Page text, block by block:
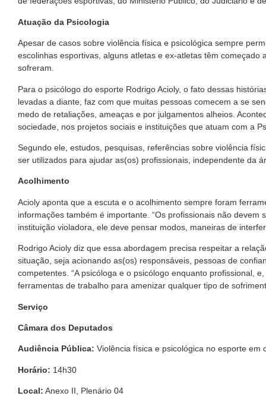
Atuação da Psicologia
Apesar de casos sobre violência física e psicológica sempre
escolinhas esportivas, alguns atletas e ex-atletas têm
sofreram.
Para o psicólogo do esporte Rodrigo Acioly, o fato dessas
levadas a diante, faz com que muitas pessoas comecem a se
medo de retaliações, ameaças e por julgamentos alheios.
sociedade, nos projetos sociais e instituições que atuam com a
Segundo ele, estudos, pesquisas, referências sobre violência
ser utilizados para ajudar as(os) profissionais, independente da
Acolhimento
Acioly aponta que a escuta e o acolhimento sempre foram
informações também é importante. “Os profissionais não
instituição violadora, ele deve pensar modos, maneiras de
Rodrigo Acioly diz que essa abordagem precisa respeitar a
situação, seja acionando as(os) responsáveis, pessoas de
competentes. “A psicóloga e o psicólogo enquanto profissional,
ferramentas de trabalho para amenizar qualquer tipo de
Serviço
Câmara dos Deputados
Audiência Pública: Violência física e psicológica no esporte em
Horário: 14h30
Local: Anexo II, Plenário 04